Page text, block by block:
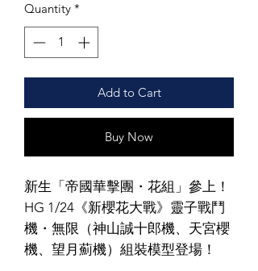
Quantity *
Add to Cart
Buy Now
新生「帝國華擊團・花組」參上！
HG 1/24《新櫻花大戰》靈子戰鬥
機・無限（神山誠十郎機、天宮櫻
機、望月薊機）組裝模型登場！